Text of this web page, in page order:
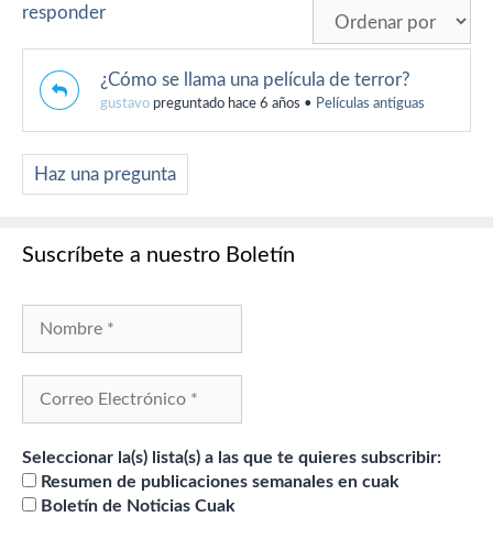
responder
¿Cómo se llama una película de terror?
gustavo preguntado hace 6 años • Películas antiguas
Haz una pregunta
Suscríbete a nuestro Boletín
Seleccionar la(s) lista(s) a las que te quieres subscribir:
Resumen de publicaciones semanales en cuak
Boletín de Noticias Cuak